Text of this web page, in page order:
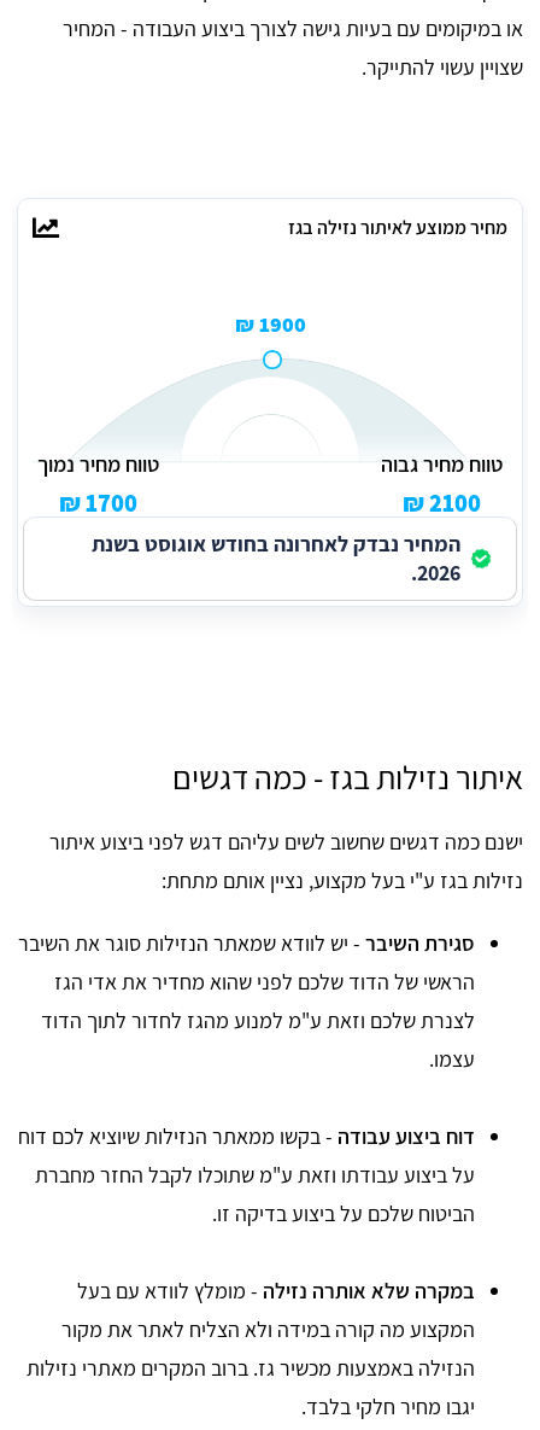
או במיקומים עם בעיות גישה לצורך ביצוע העבודה - המחיר
שצויין עשוי להתייקר.
מחיר ממוצע לאיתור נזילה בגז
1900 ₪
טווח מחיר גבוה
2100 ₪
טווח מחיר נמוך
1700 ₪
המחיר נבדק לאחרונה בחודש אוגוסט בשנת
2026.
איתור נזילות בגז - כמה דגשים
ישנם כמה דגשים שחשוב לשים עליהם דגש לפני ביצוע איתור
נזילות בגז ע"י בעל מקצוע, נציין אותם מתחת:
סגירת השיבר - יש לוודא שמאתר הנזילות סוגר את השיבר
הראשי של הדוד שלכם לפני שהוא מחדיר את אדי הגז
לצנרת שלכם וזאת ע"מ למנוע מהגז לחדור לתוך הדוד
עצמו.
דוח ביצוע עבודה - בקשו ממאתר הנזילות שיוציא לכם דוח
על ביצוע עבודתו וזאת ע"מ שתוכלו לקבל החזר מחברת
הביטוח שלכם על ביצוע בדיקה זו.
במקרה שלא אותרה נזילה - מומלץ לוודא עם בעל
המקצוע מה קורה במידה ולא הצליח לאתר את מקור
הנזילה באמצעות מכשיר גז. ברוב המקרים מאתרי נזילות
יגבו מחיר חלקי בלבד.